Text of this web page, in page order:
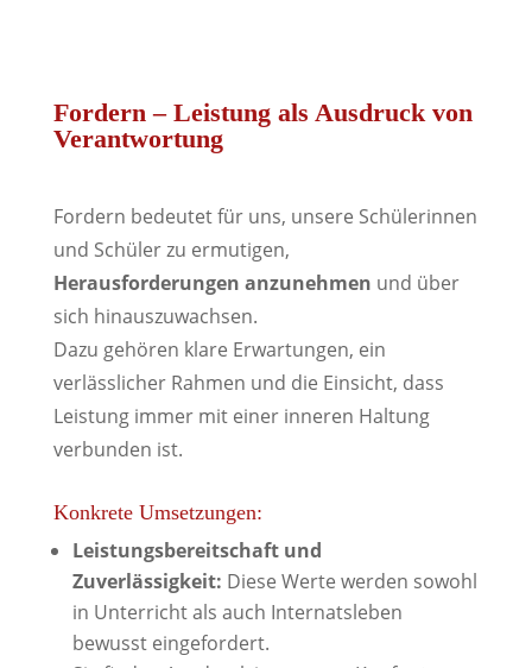
Fordern – Leistung als Ausdruck von
Verantwortung
Fordern bedeutet für uns, unsere Schülerinnen
und Schüler zu ermutigen,
Herausforderungen anzunehmen und über
sich hinauszuwachsen.
Dazu gehören klare Erwartungen, ein
verlässlicher Rahmen und die Einsicht, dass
Leistung immer mit einer inneren Haltung
verbunden ist.
Konkrete Umsetzungen:
Leistungsbereitschaft und
Zuverlässigkeit: Diese Werte werden sowohl
in Unterricht als auch Internatsleben
bewusst eingefordert.